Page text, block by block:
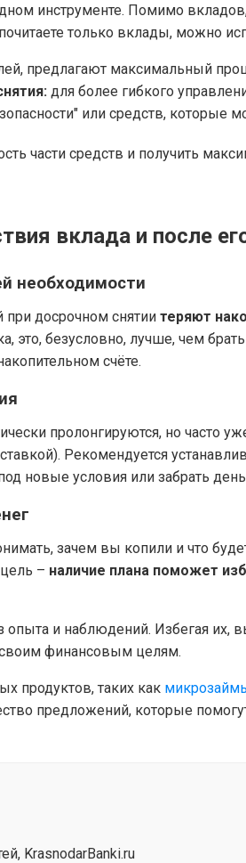
инструменте. Помимо
только вклады, можно
предлагают максимальный
для более гибкого
или средств, которые
части средств и получить
вклада и после
необходимости
досрочном снятии теряют
безусловно, лучше, чем
счёте.
пролонгируются, но часто
Рекомендуется
новые условия или забрать
зачем вы копили и что
– наличие плана поможет
и наблюдений. Избегая их,
финансовым целям.
продуктов, таких как
предложений, которые
KrasnodarBanki.ru